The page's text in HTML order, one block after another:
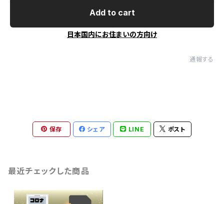
Add to cart
日本国内にお住まいの方向け
通報する
保存 シェア LINE ポスト
最近チェックした商品